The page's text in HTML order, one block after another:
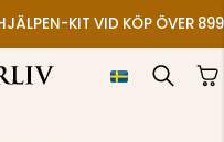
KIT VID KÖP ÖVER